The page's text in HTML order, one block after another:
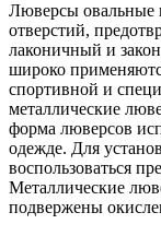
Люверсы овальные
отверстий,
лаконичный и
широко
спортивной и
металлические
форма люверсов
одежде. Для
воспользоваться
Металлические
подвержены